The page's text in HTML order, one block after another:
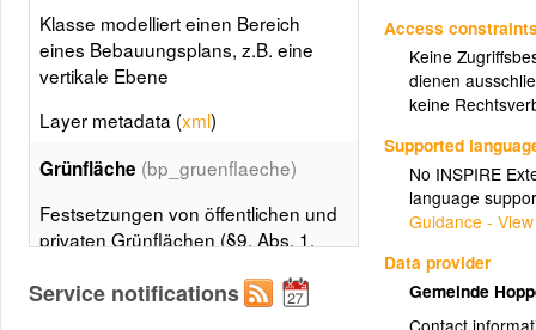
Access
Keine
dienen
keine
Supported
No INSPIRE
language
Guidance -
Data provider
Gemeinde
Klasse modelliert einen Bereich
eines Bebauungsplans, z.B. eine
vertikale Ebene
Layer metadata (xml)
Grünfläche (bp_gruenflaeche)
Festsetzungen von öffentlichen und
privaten Grünflächen (§9, Abs. 1,
die Kleintierhaltung (§9, Abs. 1, Nr.
Service notifications